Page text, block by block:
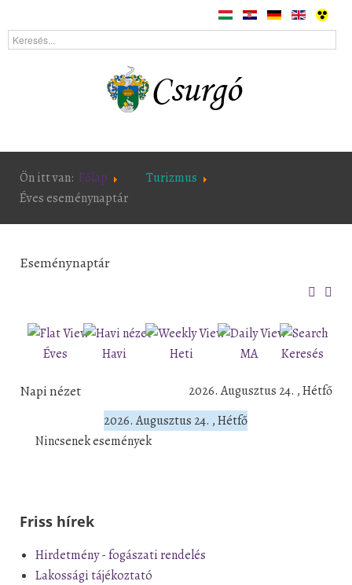
Ön itt van: Főlap
Turizmus
Éves eseménynaptár
Eseménynaptár
Éves Havi Heti MA Keresés
Napi nézet
2026. Augusztus 24. , Hétfő
2026. Augusztus 24. , Hétfő
Nincsenek események
Friss hírek
Hirdetmény - fogászati rendelés
Lakossági tájékoztató